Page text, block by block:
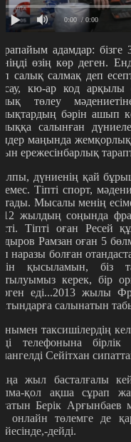
0:00 / 0:00
адамдар:
өзің көр деген.
салық салмақ деп
кю-ар код арқылы
төлеу
бәрін ашып
салынған
маңында
ережесінбарлық
дүниенің қай
емес. Тіпті спорт,
Мысалы менің
жылдың соңында
Тіпті оған Ресей
Рамзан оған 5
наразы болған
қысыламын, біз
керек, бір
еді...2013 жылы
салынатын
таксишілердің
телефонына бірлік
Сейітхан
жыл басталғалы
қол ақша сұрап
Берік Арғынбаев
онлайн төлемге де
дейді.